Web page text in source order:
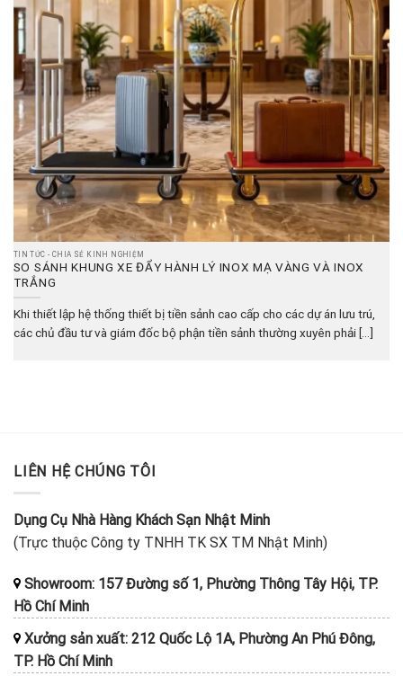
TIN TỨC - CHIA SẺ KINH NGHIỆM
SO SÁNH KHUNG XE ĐẨY HÀNH LÝ INOX MẠ VÀNG VÀ INOX
TRẮNG
Khi thiết lập hệ thống thiết bị tiền sảnh cao cấp cho các dự án lưu trú,
các chủ đầu tư và giám đốc bộ phận tiền sảnh thường xuyên phải [...]
LIÊN HỆ CHÚNG TÔI
Dụng Cụ Nhà Hàng Khách Sạn Nhật Minh
(Trực thuộc Công ty TNHH TK SX TM Nhật Minh)
Showroom: 157 Đường số 1, Phường Thông Tây Hội, TP.
Hồ Chí Minh
Xưởng sản xuất: 212 Quốc Lộ 1A, Phường An Phú Đông,
TP. Hồ Chí Minh